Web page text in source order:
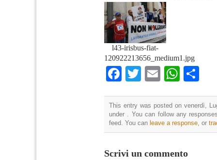
l43-irisbus-fiat-
120922213656_medium1.jpg
Facebook
TwitterEmail
This entry was posted on venerdì,
under . You can follow any
feed. You can leave a response , or
Scrivi un commento